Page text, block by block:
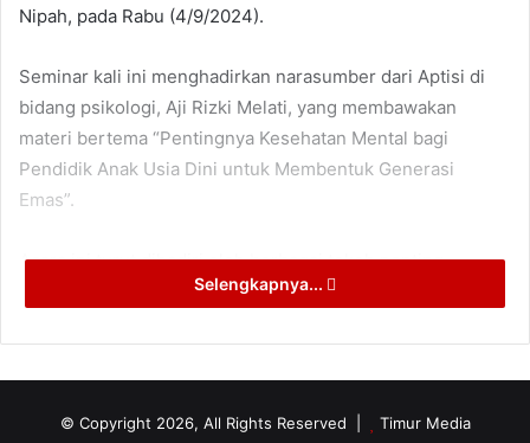
Nipah, pada Rabu (4/9/2024).
Seminar kali ini menghadirkan narasumber dari Aptisi di
bidang psikologi, Aji Rizki Melati, yang membawakan
materi bertema “Pentingnya Kesehatan Mental bagi
Pendidik Anak Usia Dini untuk Membentuk Generasi
Emas”.
Acara ini turut dihadiri oleh berbagai tokoh penting,
termasuk Kepala Kantor Kementerian Agama PPU,
IGRA, dan IGABA Kabupaten PPU.
Mewakili Penjabat Bupati PPU, Asisten III Bidang
Selengkapnya...
© Copyright 2026, All Rights Reserved | Timur Media